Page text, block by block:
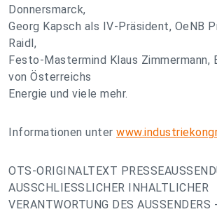
Donnersmarck,
Georg Kapsch als IV-Präsident, OeNB
Raidl,
Festo-Mastermind Klaus Zimmermann,
von Österreichs
Energie und viele mehr.
Informationen unter
OTS-ORIGINALTEXT
AUSSCHLIESSLICHER INHALTLICHER
VERANTWORTUNG DES AUSSENDERS